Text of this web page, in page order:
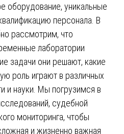
оборудование, уникальные
персонала. В
рассмотрим, что
лаборатории
задачи они решают, какие
роль играют в различных
и науки. Мы погрузимся в
судебной
мониторинга, чтобы
и жизненно важная